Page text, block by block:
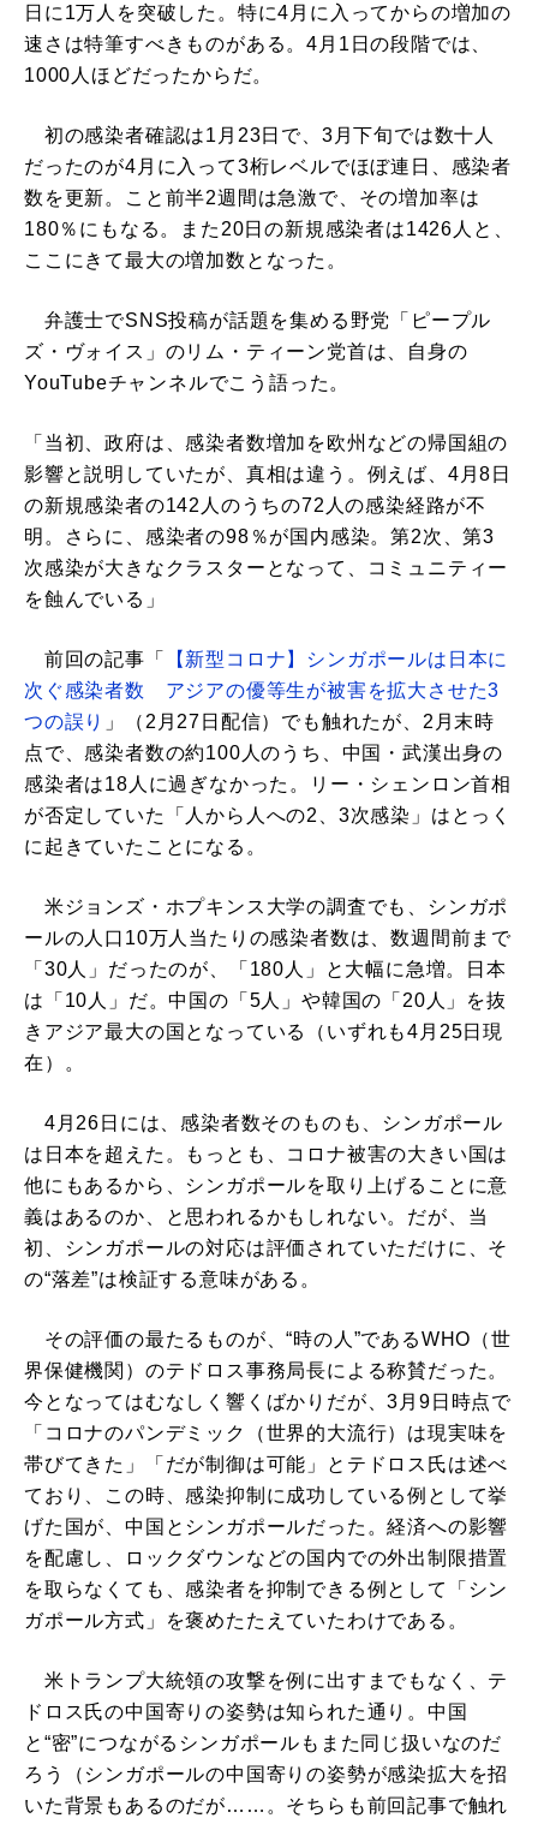
日に1万人を突破した。特に4月に入ってからの増加の
速さは特筆すべきものがある。4月1日の段階では、
1000人ほどだったからだ。
初の感染者確認は1月23日で、3月下旬では数十人
だったのが4月に入って3桁レベルでほぼ連日、感染者
数を更新。こと前半2週間は急激で、その増加率は
180％にもなる。また20日の新規感染者は1426人と、
ここにきて最大の増加数となった。
弁護士でSNS投稿が話題を集める野党「ピープル
ズ・ヴォイス」のリム・ティーン党首は、自身の
YouTubeチャンネルでこう語った。
「当初、政府は、感染者数増加を欧州などの帰国組の
影響と説明していたが、真相は違う。例えば、4月8日
の新規感染者の142人のうちの72人の感染経路が不
明。さらに、感染者の98％が国内感染。第2次、第3
次感染が大きなクラスターとなって、コミュニティー
を蝕んでいる」
前回の記事「
【新型コロナ】シンガポールは日本に
次ぐ感染者数 アジアの優等生が被害を拡大させた3
つの誤り 」（2月27日配信）でも触れたが、2月末時
点で、感染者数の約100人のうち、中国・武漢出身の
感染者は18人に過ぎなかった。リー・シェンロン首相
が否定していた「人から人への2、3次感染」はとっく
に起きていたことになる。
米ジョンズ・ホプキンス大学の調査でも、シンガポ
ールの人口10万人当たりの感染者数は、数週間前まで
「30人」だったのが、「180人」と大幅に急増。日本
は「10人」だ。中国の「5人」や韓国の「20人」を抜
きアジア最大の国となっている（いずれも4月25日現
在）。
4月26日には、感染者数そのものも、シンガポール
は日本を超えた。もっとも、コロナ被害の大きい国は
他にもあるから、シンガポールを取り上げることに意
義はあるのか、と思われるかもしれない。だが、当
初、シンガポールの対応は評価されていただけに、そ
の“落差”は検証する意味がある。
その評価の最たるものが、“時の人”であるWHO（世
界保健機関）のテドロス事務局長による称賛だった。
今となってはむなしく響くばかりだが、3月9日時点で
「コロナのパンデミック（世界的大流行）は現実味を
帯びてきた」「だが制御は可能」とテドロス氏は述べ
ており、この時、感染抑制に成功している例として挙
げた国が、中国とシンガポールだった。経済への影響
を配慮し、ロックダウンなどの国内での外出制限措置
を取らなくても、感染者を抑制できる例として「シン
ガポール方式」を褒めたたえていたわけである。
米トランプ大統領の攻撃を例に出すまでもなく、テ
ドロス氏の中国寄りの姿勢は知られた通り。中国
と“密”につながるシンガポールもまた同じ扱いなのだ
ろう（シンガポールの中国寄りの姿勢が感染拡大を招
いた背景もあるのだが……。そちらも前回記事で触れ